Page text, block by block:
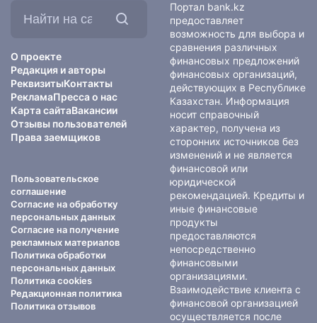
О проекте
Редакция и авторы
РеквизитыКонтакты
РекламаПресса о нас
Карта сайтаВакансии
Отзывы пользователей
Права заемщиков
Пользовательское
соглашение
Согласие на обработку
персональных данных
Согласие на получение
рекламных материалов
Политика обработки
персональных данных
Политика cookies
Редакционная политика
Политика отзывов
Портал bank.kz
предоставляет
возможность для выбора и
сравнения различных
финансовых предложений
финансовых организаций,
действующих в Республике
Казахстан. Информация
носит справочный
характер, получена из
сторонних источников без
изменений и не является
финансовой или
юридической
рекомендацией. Кредиты и
иные финансовые
продукты
предоставляются
непосредственно
финансовыми
организациями.
Взаимодействие клиента с
финансовой организацией
осуществляется после